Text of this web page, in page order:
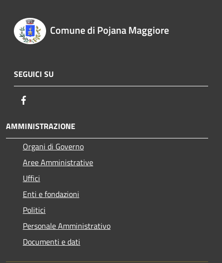
Comune di Pojana Maggiore
SEGUICI SU
AMMINISTRAZIONE
Organi di Governo
Aree Amministrative
Uffici
Enti e fondazioni
Politici
Personale Amministrativo
Documenti e dati